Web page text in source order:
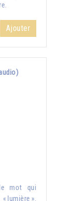
Ajouter
mot qui
lumière ».